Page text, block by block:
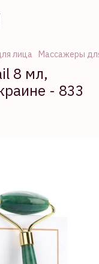
лица Массажеры
8 мл,
- 833